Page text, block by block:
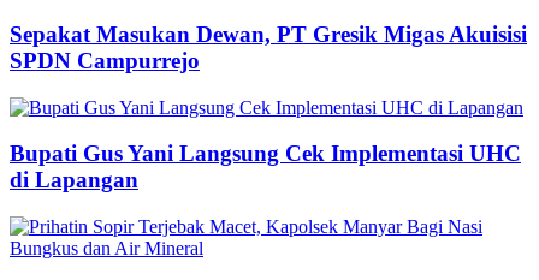
Sepakat Masukan Dewan, PT Gresik Migas Akuisisi
SPDN Campurrejo
Bupati Gus Yani Langsung Cek Implementasi UHC
di Lapangan